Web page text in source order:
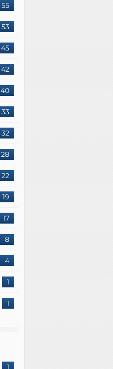
55
53
45
42
40
33
32
28
22
19
17
8
4
1
1
1